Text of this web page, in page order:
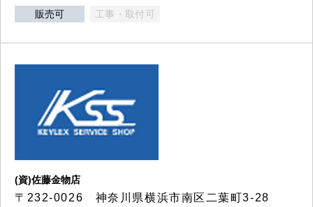
販売可 工事・取付可
(資)佐藤金物店
〒232-0026 神奈川県横浜市南区二葉町3-28